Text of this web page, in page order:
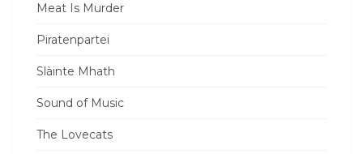
Meat Is Murder
Piratenpartei
Slàinte Mhath
Sound of Music
The Lovecats